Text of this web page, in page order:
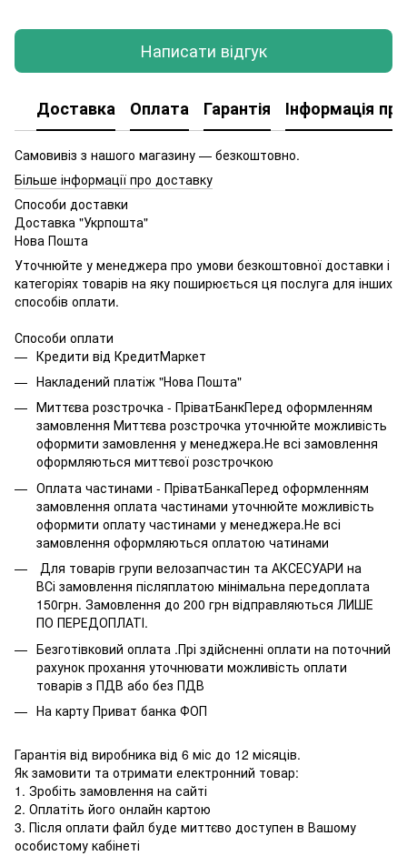
Написати відгук
Доставка Оплата Гарантія Інформація
Самовивіз з нашого магазину — безкоштовно.
Більше інформації про доставку
Способи доставки
Доставка "Укрпошта"
Нова Пошта
Уточнюйте у менеджера про умови безкоштовної доставки і
категоріях товарів на яку поширюється ця послуга для інших
способів оплати.
Способи оплати
Кредити від КредитМаркет
Накладений платіж "Нова Пошта"
Миттєва розстрочка - ПріватБанкПеред оформленням
замовлення Миттєва розстрочка уточнюйте можливість
оформити замовлення у менеджера.Не всі замовлення
оформляються миттєвої розстрочкою
Оплата частинами - ПріватБанкаПеред оформленням
замовлення оплата частинами уточнюйте можливість
оформити оплату частинами у менеджера.Не всі
замовлення оформляються оплатою чатинами
Для товарів групи велозапчастин та АКСЕСУАРИ на
ВСі замовлення післяплатою мінімальна передоплата
150грн. Замовлення до 200 грн відправляються ЛИШЕ
ПО ПЕРЕДОПЛАТІ.
Безготівковий оплата .Прі здійсненні оплати на поточний
рахунок прохання уточнювати можливість оплати
товарів з ПДВ або без ПДВ
На карту Приват банка ФОП
Гарантія від виробника від 6 міс до 12 місяців.
Як замовити та отримати електронний товар:
1. Зробіть замовлення на сайті
2. Оплатіть його онлайн картою
3. Після оплати файл буде миттєво доступен в Вашому
особистому кабінеті